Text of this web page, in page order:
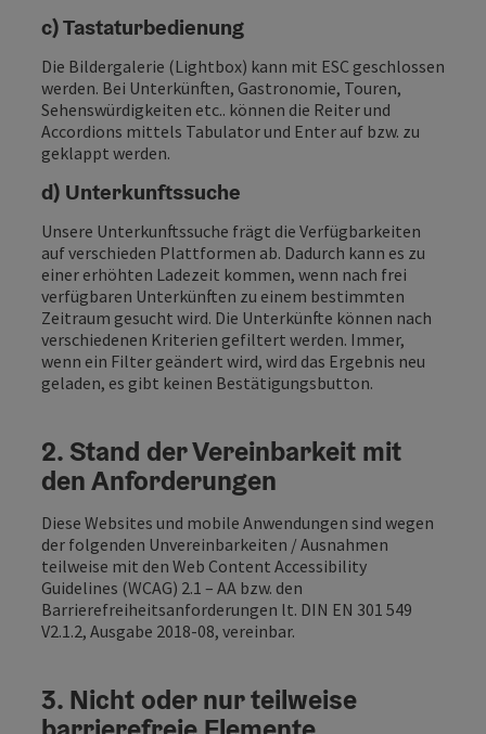
c) Tastaturbedienung
Die Bildergalerie (Lightbox) kann mit ESC geschlossen
werden. Bei Unterkünften, Gastronomie, Touren,
Sehenswürdigkeiten etc.. können die Reiter und
Accordions mittels Tabulator und Enter auf bzw. zu
geklappt werden.
d) Unterkunftssuche
Unsere Unterkunftssuche frägt die Verfügbarkeiten
auf verschieden Plattformen ab. Dadurch kann es zu
einer erhöhten Ladezeit kommen, wenn nach frei
verfügbaren Unterkünften zu einem bestimmten
Zeitraum gesucht wird. Die Unterkünfte können nach
verschiedenen Kriterien gefiltert werden. Immer,
wenn ein Filter geändert wird, wird das Ergebnis neu
geladen, es gibt keinen Bestätigungsbutton.
2. Stand der Vereinbarkeit mit
den Anforderungen
Diese Websites und mobile Anwendungen sind wegen
der folgenden Unvereinbarkeiten / Ausnahmen
teilweise mit den Web Content Accessibility
Guidelines (WCAG) 2.1 – AA bzw. den
Barrierefreiheitsanforderungen lt. DIN EN 301 549
V2.1.2, Ausgabe 2018-08, vereinbar.
3. Nicht oder nur teilweise